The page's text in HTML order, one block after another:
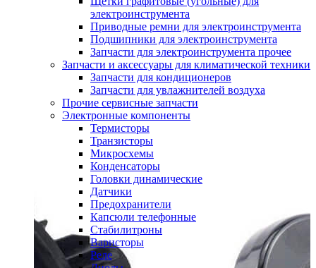
электроинструмента
Приводные ремни для электроинструмента
Подшипники для электроинструмента
Запчасти для электроинструмента прочее
Запчасти и аксессуары для климатической техники
Запчасти для кондиционеров
Запчасти для увлажнителей воздуха
Прочие сервисные запчасти
Электронные компоненты
Термисторы
Транзисторы
Микросхемы
Конденсаторы
Головки динамические
Датчики
Предохранители
Капсюли телефонные
Стабилитроны
Варисторы
Реле